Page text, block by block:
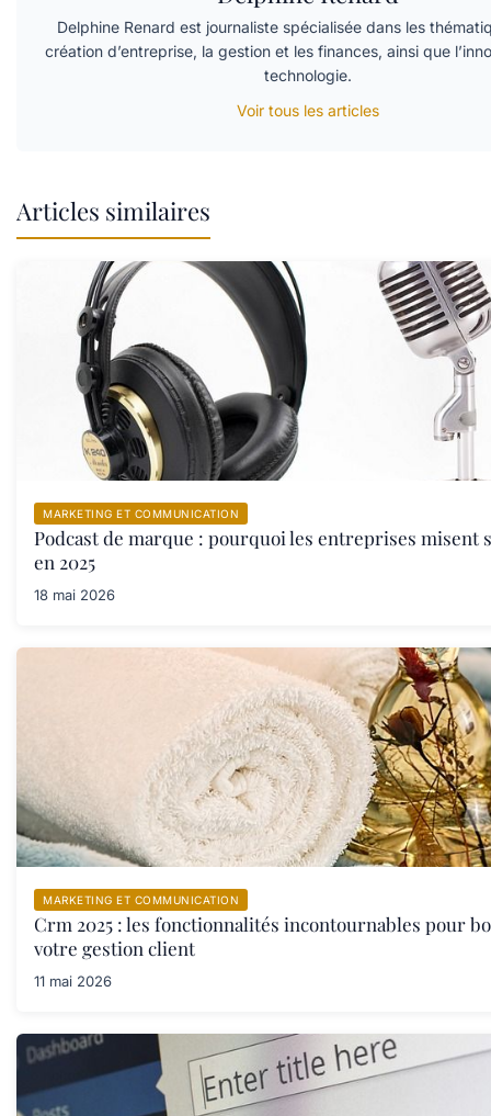
Delphine Renard est journaliste spécialisée dans les
création d’entreprise, la gestion et les finances, ainsi que
technologie.
Voir tous les articles
Articles similaires
MARKETING ET COMMUNICATION
Podcast de marque : pourquoi les entreprises misent
en 2025
18 mai 2026
MARKETING ET COMMUNICATION
Crm 2025 : les fonctionnalités incontournables pour
votre gestion client
11 mai 2026